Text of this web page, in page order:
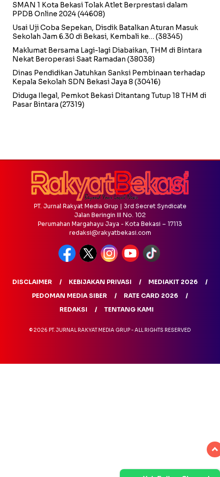
SMAN 1 Kota Bekasi Tolak Atlet Berprestasi dalam
PPDB Online 2024(44608)
Usai Uji Coba Sepekan, Disdik Batalkan Aturan Masuk
Sekolah Jam 6.30 di Bekasi, Kembali ke… (38345)
Maklumat Bersama Lagi-lagi Diabaikan, THM di Bintara
Nekat Beroperasi Saat Ramadan (38038)
Dinas Pendidikan Jatuhkan Sanksi Pembinaan terhadap
Kepala Sekolah SDN Bekasi Jaya 8 (30416)
Diduga Ilegal, Pemkot Bekasi Ditantang Tutup 18 THM di
Pasar Bintara (27319)
PT. Jurnal Rakyat Media Grup | 3rd Secret Syndicate
Jalan Beringin III No. 102
Perumahan Margahayu Jaya - Kota Bekasi – 17113
redaksi@rakyatbekasi.com
DISCLAIMER KEBIJAKAN PRIVASI
MEDIAKIT 2026
PEDOMAN MEDIA SIBER
RATE CARD 2026
REDAKSI
TENTANG KAMI
© 2026 PT. JURNAL RAKYAT MEDIA GRUP - ALL RIGHTS RESERVED